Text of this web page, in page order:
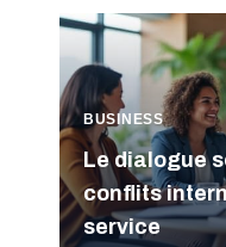
BUSINESS
Le dialogue
conflits
service